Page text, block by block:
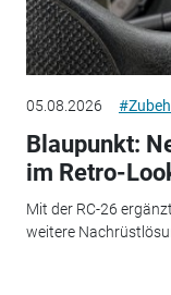
05.08.2026
Blaupunkt:
im Retro-
Mit der RC-26
weitere